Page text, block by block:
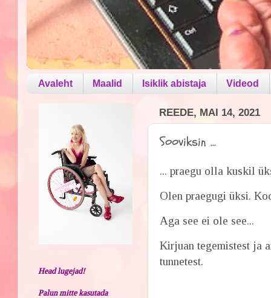
Avaleht Maalid Isiklik abistaja Videod
REEDE, MAI 14, 2021
Sooviksin ...
... praegu olla kuskil
Olen praegugi üksi.
Aga see ei ole see...
Kirjuan tegemistest ja
tunnetest.
Head lugejad!
Palun mitte kasutada